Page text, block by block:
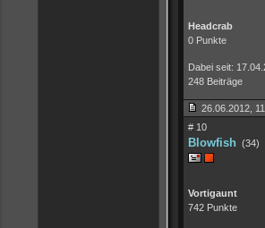
Headcrab
0 Punkte
Dabei seit:
248 Beiträge
26.06.2012,
# 10
Blowfish (34)
Vortigaunt
742 Punkte